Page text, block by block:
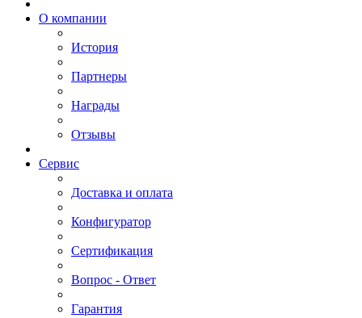
О компании
История
Партнеры
Награды
Отзывы
Сервис
Доставка и оплата
Конфигуратор
Сертификация
Вопрос - Ответ
Гарантия